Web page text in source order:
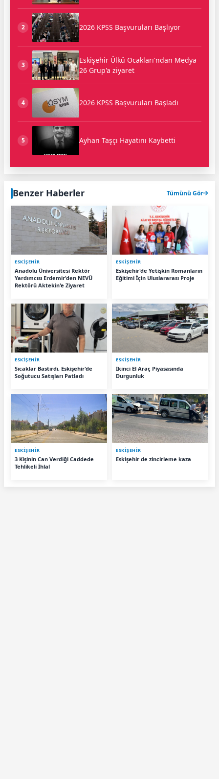
2 2026 KPSS Başvuruları Başlıyor
3
Eskişehir Ülkü Ocakları'ndan Medya
26 Grup'a ziyaret
4 2026 KPSS Başvuruları Başladı
5 Ayhan Taşçı Hayatını Kaybetti
Benzer Haberler Tümünü Gör
ESKIŞEHIR
Anadolu Üniversitesi Rektör
Yardımcısı Erdemir'den NEVÜ
Rektörü Aktekin'e Ziyaret
ESKIŞEHIR
Eskişehir'de Yetişkin Romanların
Eğitimi İçin Uluslararası Proje
ESKIŞEHIR
Sıcaklar Bastırdı, Eskişehir'de
Soğutucu Satışları Patladı
ESKIŞEHIR
İkinci El Araç Piyasasında
Durgunluk
ESKIŞEHIR
3 Kişinin Can Verdiği Caddede
Tehlikeli İhlal
ESKIŞEHIR
Eskişehir de zincirleme kaza